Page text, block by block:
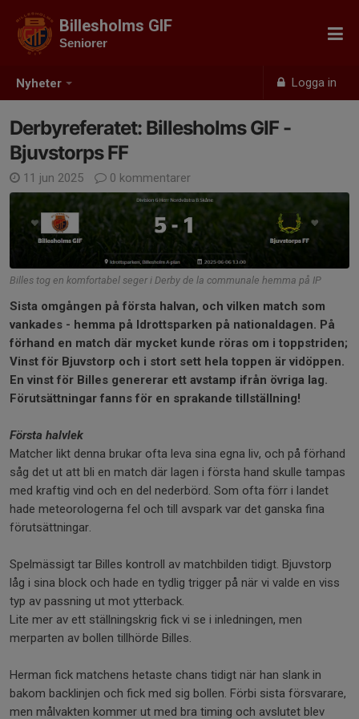
Nyheter Logga in
Billesholms GIF
Seniorer
Derbyreferatet: Billesholms GIF -
Bjuvstorps FF
11 jun 2025 0 kommentarer
Billes tog en komfortabel seger i Derby de la communale hemma på IP
Sista omgången på första halvan, och vilken match som
vankades - hemma på Idrottsparken på nationaldagen. På
förhand en match där mycket kunde röras om i toppstriden;
Vinst för Bjuvstorp och i stort sett hela toppen är vidöppen.
En vinst för Billes genererar ett avstamp ifrån övriga lag.
Förutsättningar fanns för en sprakande tillställning!
Första halvlek
Matcher likt denna brukar ofta leva sina egna liv, och på förhand
såg det ut att bli en match där lagen i första hand skulle tampas
med kraftig vind och en del nederbörd. Som ofta förr i landet
hade meteorologerna fel och till avspark var det ganska fina
förutsättningar.
Spelmässigt tar Billes kontroll av matchbilden tidigt. Bjuvstorp
låg i sina block och hade en tydlig trigger på när vi valde en viss
typ av passning ut mot ytterback.
Lite mer av ett ställningskrig fick vi se i inledningen, men
merparten av bollen tillhörde Billes.
Herman fick matchens hetaste chans tidigt när han slank in
bakom backlinjen och fick med sig bollen. Förbi sista försvarare,
men målvakten kommer ut med bra timing och avslutet blev